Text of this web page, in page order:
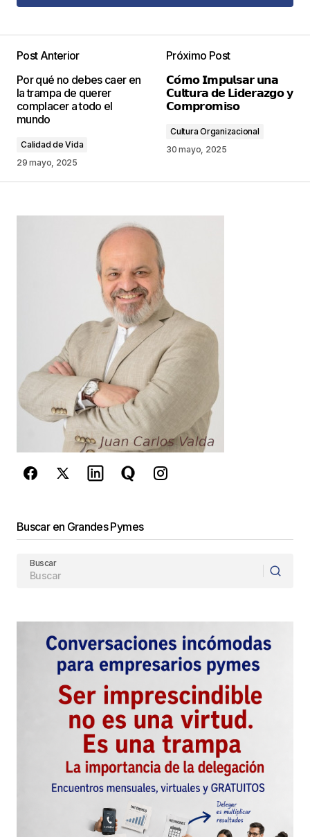
Agregar Comentario
publicada. Los campos obligatorios están
marcados con
Your Name*
Guarda mi nombre, correo electrónico y web en
este navegador para la próxima vez que
comente.
Este sitio esta protegido por
reCAPTCHA y la
Política de
privacidady losTérminos del servicio
de Googlese aplican.
Enviar Comentario
Post Anterior
Por qué no debes caer en
la trampa de querer
complacer a todo el
mundo
Calidad de Vida
29 mayo, 2025
Próximo Post
𝗖𝗼́𝗺𝗼 𝗜𝗺𝗽𝘂𝗹𝘀𝗮𝗿 𝘂𝗻𝗮
𝗖𝘂𝗹𝘁𝘂𝗿𝗮 𝗱𝗲 𝗟𝗶𝗱𝗲𝗿𝗮𝘇𝗴𝗼 𝘆
𝗖𝗼𝗺𝗽𝗿𝗼𝗺𝗶𝘀𝗼
Cultura Organizacional
30 mayo, 2025
Buscar en Grandes Pymes
Buscar